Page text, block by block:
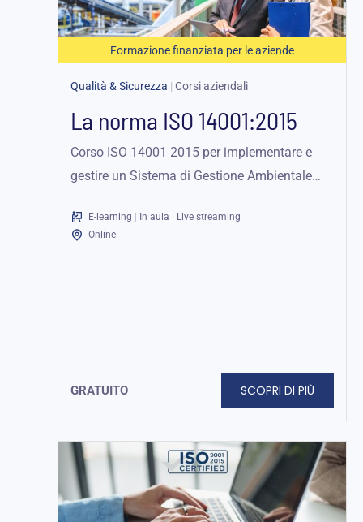
Formazione finanziata per le aziende
Qualità & Sicurezza | Corsi aziendali
La norma ISO 14001:2015
Corso ISO 14001 2015 per implementare e
gestire un Sistema di Gestione Ambientale
Formazione pratica e...
E-learning In aula
Live streaming
Online
GRATUITO SCOPRI DI PIÙ